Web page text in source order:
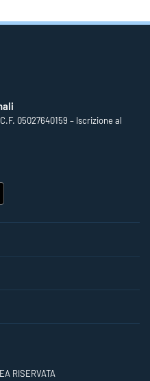
05027640159 – Iscrizione al
RISERVATA